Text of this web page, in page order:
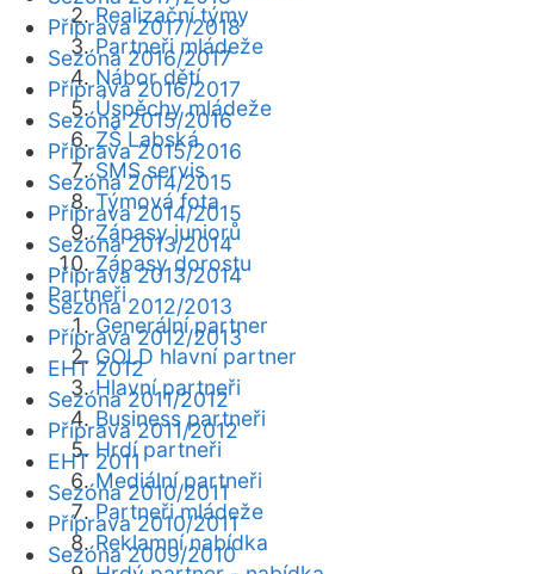
Realizační týmy
Partneři mládeže
Nábor dětí
Úspěchy mládeže
ZŠ Labská
SMS servis
Týmová fota
Zápasy juniorů
Zápasy dorostu
Partneři
Generální partner
GOLD hlavní partner
Hlavní partneři
Business partneři
Hrdí partneři
Mediální partneři
Partneři mládeže
Reklamní nabídka
Příprava 2017/2018
Sezóna 2016/2017
Příprava 2016/2017
Sezóna 2015/2016
Příprava 2015/2016
Sezóna 2014/2015
Příprava 2014/2015
Sezóna 2013/2014
Příprava 2013/2014
Sezóna 2012/2013
Příprava 2012/2013
EHT 2012
Sezóna 2011/2012
Příprava 2011/2012
EHT 2011
Sezóna 2010/2011
Příprava 2010/2011
Sezóna 2009/2010